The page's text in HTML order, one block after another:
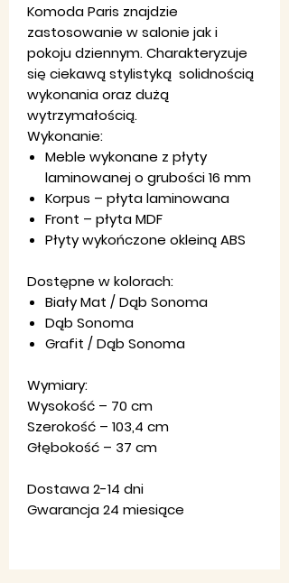
Komoda Paris znajdzie
zastosowanie w salonie jak i
pokoju dziennym. Charakteryzuje
się ciekawą stylistyką solidnością
wykonania oraz dużą
wytrzymałością.
Wykonanie:
Meble wykonane z płyty
laminowanej o grubości 16 mm
Korpus – płyta laminowana
Front – płyta MDF
Płyty wykończone okleiną ABS
Dostępne w kolorach:
Biały Mat / Dąb Sonoma
Dąb Sonoma
Grafit / Dąb Sonoma
Wymiary:
Wysokość – 70 cm
Szerokość – 103,4 cm
Głębokość – 37 cm
Dostawa 2-14 dni
Gwarancja 24 miesiące